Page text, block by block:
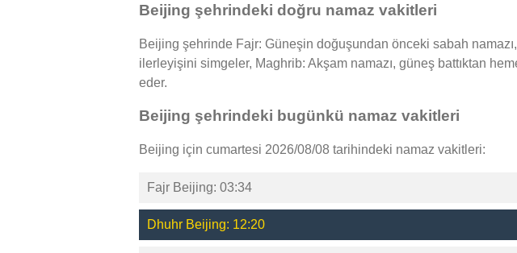
Beijing şehrindeki doğru namaz vakitleri
Beijing şehrinde Fajr: Güneşin doğuşundan önceki sabah
ilerleyişini simgeler, Maghrib: Akşam namazı, güneş battıktan
eder.
Beijing şehrindeki bugünkü namaz vakitleri
Beijing için cumartesi 2026/08/08 tarihindeki namaz vakitleri:
Fajr Beijing: 03:34
Dhuhr Beijing: 12:20